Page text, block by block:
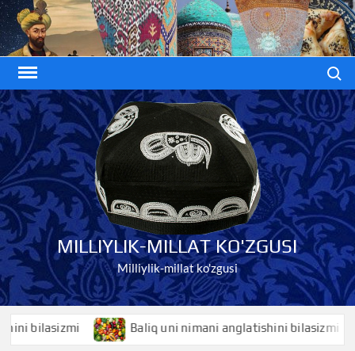
Skip
to
content
MILLIYLIK-MILLAT KO'ZGUSI
Milliylik-millat ko'zgusi
Baliq uni nimani anglatishini bilasizmi